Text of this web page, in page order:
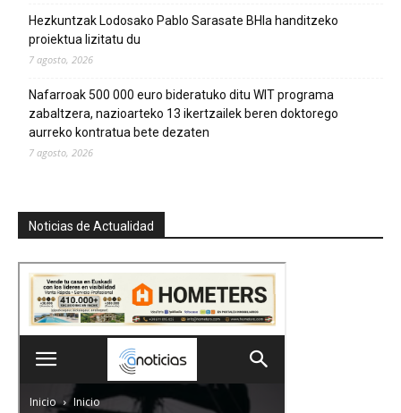
Hezkuntzak Lodosako Pablo Sarasate BHIa handitzeko
proiektua lizitatu du
7 agosto, 2026
Nafarroak 500 000 euro bideratuko ditu WIT programa
zabaltzera, nazioarteko 13 ikertzailek beren doktorego
aurreko kontratua bete dezaten
7 agosto, 2026
Noticias de Actualidad